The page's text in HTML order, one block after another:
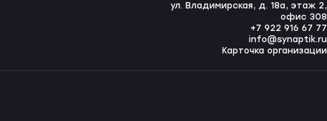
ул. Владимирская, д. 18а, этаж 2,
офис 308
+7 922 916 67 77
info@synaptik.ru
Карточка организации